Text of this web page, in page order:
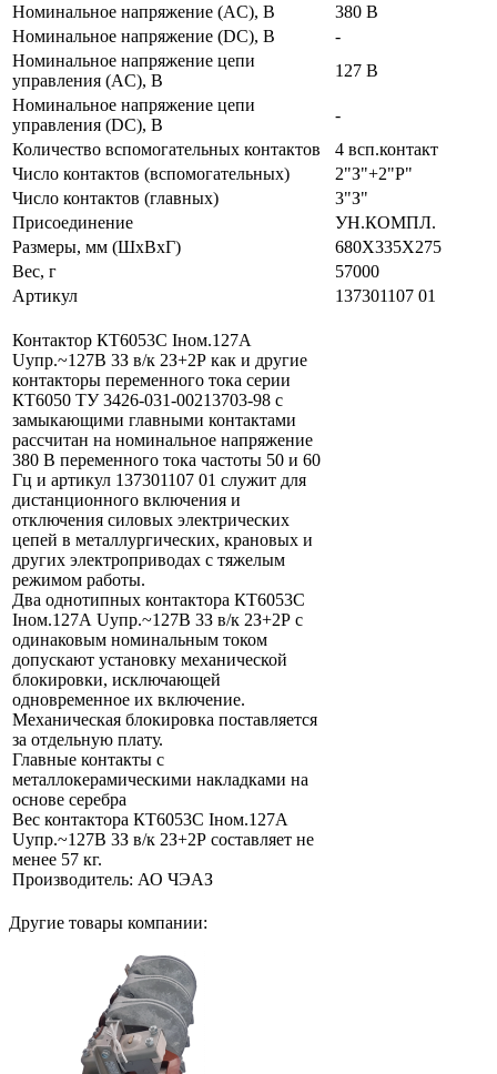
Номинальное напряжение (AC), В
380 В
Номинальное напряжение (DC), В
-
Номинальное напряжение цепи
управления (AC), В
127 В
Номинальное напряжение цепи
управления (DC), В
-
Количество вспомогательных контактов
4 всп.контакт
Число контактов (вспомогательных)
2"З"+2"Р"
Число контактов (главных)
3"З"
Присоединение
УН.КОМПЛ.
Размеры, мм (ШхВхГ)
680Х335Х275
Вес, г
57000
Артикул
137301107 01
Контактор КТ6053С Iном.127А
Uупр.~127В 3З в/к 2З+2Р как и другие
контакторы переменного тока серии
КТ6050 ТУ 3426-031-00213703-98 с
замыкающими главными контактами
рассчитан на номинальное напряжение
380 В переменного тока частоты 50 и 60
Гц и артикул 137301107 01 служит для
дистанционного включения и
отключения силовых электрических
цепей в металлургических, крановых и
других электроприводах с тяжелым
режимом работы.
Два однотипных контактора КТ6053С
Iном.127А Uупр.~127В 3З в/к 2З+2Р с
одинаковым номинальным током
допускают установку механической
блокировки, исключающей
одновременное их включение.
Механическая блокировка поставляется
за отдельную плату.
Главные контакты с
металлокерамическими накладками на
основе серебра
Вес контактора КТ6053С Iном.127А
Uупр.~127В 3З в/к 2З+2Р составляет не
менее 57 кг.
Производитель: АО ЧЭАЗ
Другие товары компании: